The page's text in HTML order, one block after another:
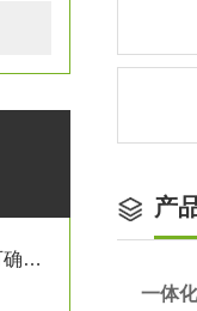
正确使用口腔牙科污水处理设备可确保处理效果
产
一体